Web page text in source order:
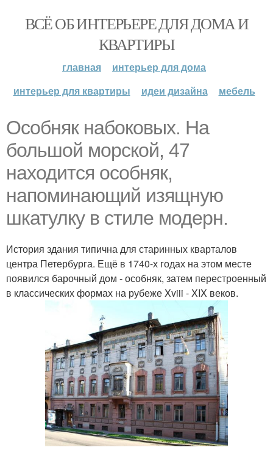
ВСЁ ОБ ИНТЕРЬЕРЕ ДЛЯ ДОМА И
КВАРТИРЫ
главная
интерьер для дома
интерьер для квартиры
идеи дизайна мебель
Особняк набоковых. На
большой морской, 47
находится особняк,
напоминающий изящную
шкатулку в стиле модерн.
История здания типична для старинных кварталов
центра Петербурга. Ещё в 1740-х годах на этом месте
появился барочный дом - особняк, затем перестроенный
в классических формах на рубеже Xviii - XIX веков.